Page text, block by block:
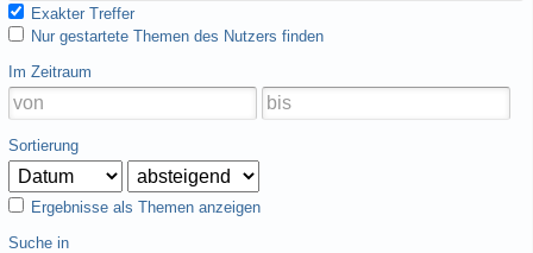
Exakter Treffer
Nur gestartete Themen des Nutzers finden
Im Zeitraum
Sortierung
Ergebnisse als Themen anzeigen
Suche in